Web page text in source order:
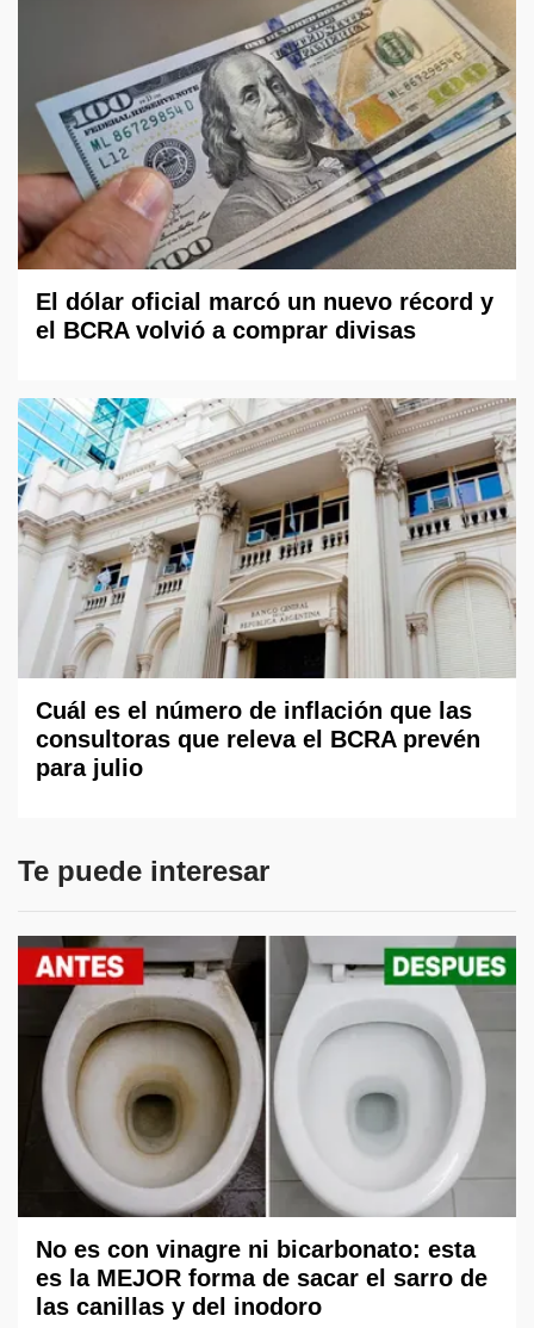
El dólar oficial marcó un nuevo récord y
el BCRA volvió a comprar divisas
Cuál es el número de inflación que las
consultoras que releva el BCRA prevén
para julio
Te puede interesar
No es con vinagre ni bicarbonato: esta
es la MEJOR forma de sacar el sarro de
las canillas y del inodoro